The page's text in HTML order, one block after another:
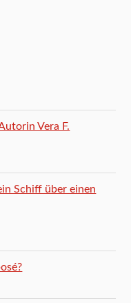
Vera F.
Schiff über einen